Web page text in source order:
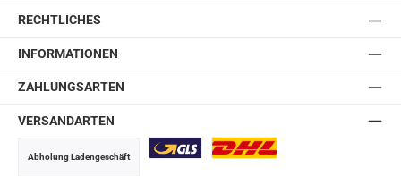
RECHTLICHES
INFORMATIONEN
ZAHLUNGSARTEN
VERSANDARTEN
Abholung Ladengeschäft